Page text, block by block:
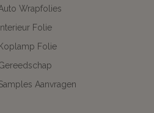
Wrapfolies
Interieur Folie
Koplamp Folie
Aanvragen